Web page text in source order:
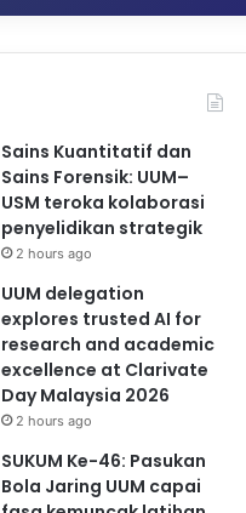
Sains Kuantitatif dan
Sains Forensik: UUM–
USM teroka kolaborasi
penyelidikan strategik
2 hours ago
UUM delegation
explores trusted AI for
research and academic
excellence at Clarivate
Day Malaysia 2026
2 hours ago
SUKUM Ke-46: Pasukan
Bola Jaring UUM capai